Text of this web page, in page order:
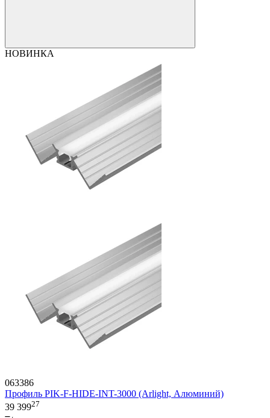
НОВИНКА
063386
Профиль PIK-F-HIDE-INT-3000 (Arlight, Алюминий)
39 39927